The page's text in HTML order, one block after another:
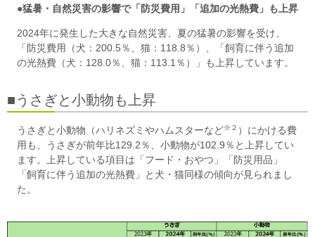
●猛暑・自然災害の影響で「防災費用」「追加の光熱費」も上昇
2024年に発生した大きな自然災害、夏の猛暑の影響を受け、
「防災費用（犬：200.5％、猫：118.8％）、「飼育に伴う追加
の光熱費（犬：128.0％、猫：113.1％）」も上昇しています。
■うさぎと小動物も上昇
うさぎと小動物（ハリネズミやハムスターなど※２ ）にかける費
用も、うさぎが前年比129.2％、小動物が102.9％と上昇してい
ます。上昇している項目は「フード・おやつ」「防災用品」
「飼育に伴う追加の光熱費」と犬・猫同様の傾向が見られまし
た。